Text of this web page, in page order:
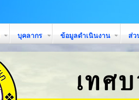
บุคลากร ข้อมูลดำเนินงาน ส่ว